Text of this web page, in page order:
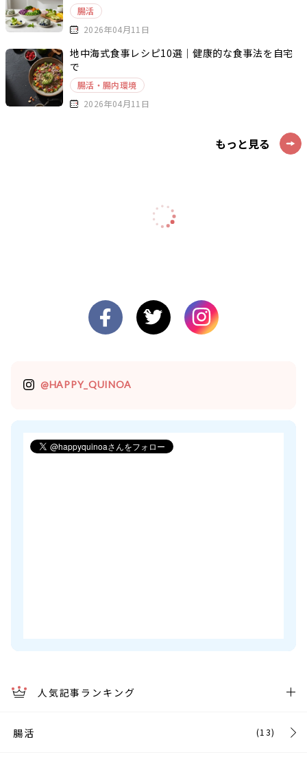
腸活
2026年04月11日
地中海式食事レシピ10選｜健康的な食事法を自宅
で
腸活・腸内環境
2026年04月11日
もっと見る
@HAPPY_QUINOA
人気記事ランキング
腸活 (13)